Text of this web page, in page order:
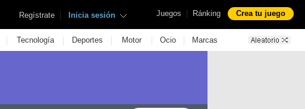
Juegos | Ránking Crea tu juego
Regístrate | Inicia sesión
| Tecnología | Deportes | Motor | Ocio | Marcas